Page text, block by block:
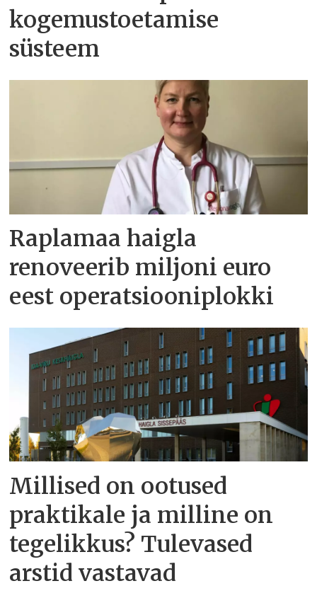
kogemustoetamise
süsteem
Raplamaa haigla
renoveerib miljoni euro
eest operatsiooniplokki
Millised on ootused
praktikale ja milline on
tegelikkus? Tulevased
arstid vastavad